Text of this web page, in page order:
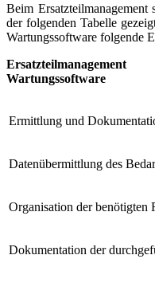
Beim
der folgenden Tabelle
Wartungssoftware folgende
Wartungssoftware
Ermittlung und
Datenübermittlung des
Organisation der benötigten
Dokumentation der